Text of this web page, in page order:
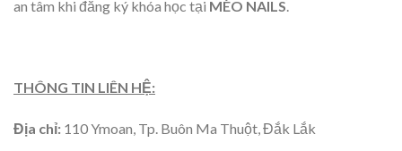
an tâm khi đăng ký khóa học tại MÈO NAILS
THÔNG TIN LIÊN HỆ:
Địa chỉ: 110 Ymoan, Tp. Buôn Ma Thuột, Đắk Lắk